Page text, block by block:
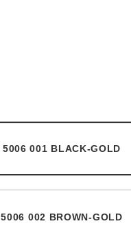
5006 001 BLACK-GOLD
5006 002 BROWN-GOLD